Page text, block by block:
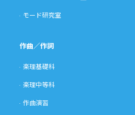
モード研究室
作曲／作詞
楽理基礎科
楽理中等科
作曲演習